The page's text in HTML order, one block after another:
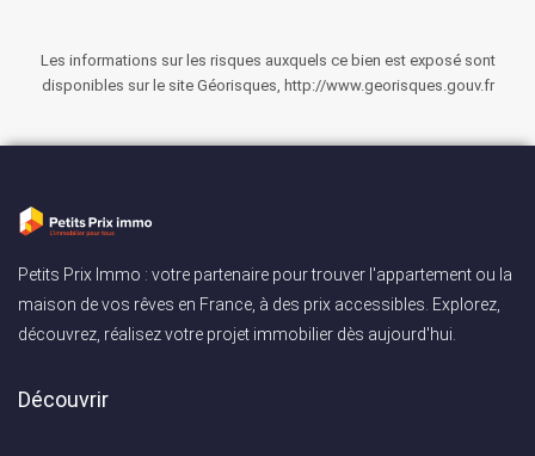
Les informations sur les risques auxquels ce bien est exposé sont
disponibles sur le site Géorisques, http://www.georisques.gouv.fr
Petits Prix Immo : votre partenaire pour trouver l'appartement ou la
maison de vos rêves en France, à des prix accessibles. Explorez,
découvrez, réalisez votre projet immobilier dès aujourd'hui.
Découvrir